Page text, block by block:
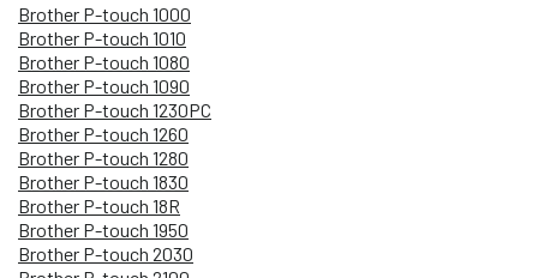
Brother P-touch 1000
Brother P-touch 1010
Brother P-touch 1080
Brother P-touch 1090
Brother P-touch 1230PC
Brother P-touch 1260
Brother P-touch 1280
Brother P-touch 1830
Brother P-touch 18R
Brother P-touch 1950
Brother P-touch 2030